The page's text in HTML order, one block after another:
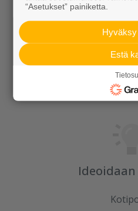
Tilaa
Ideoidaan
“Asetukset” painiketta.
Estä